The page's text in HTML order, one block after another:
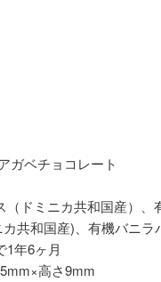
ガベチョコレート
ドミニカ共和国産）、
共和国産)、有機バニラ
1年6ヶ月
高さ9mm